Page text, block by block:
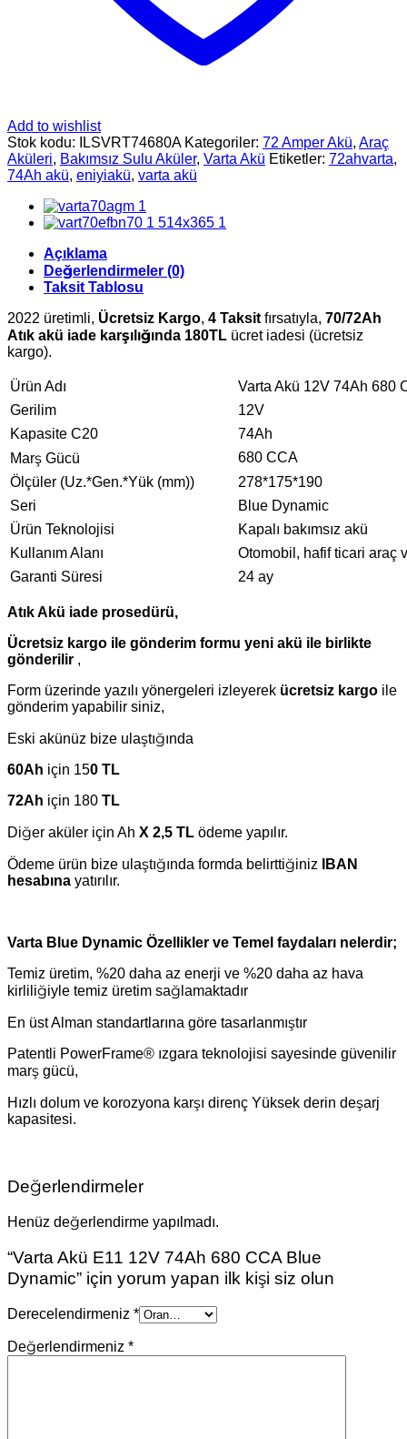
Add to wishlist
Stok kodu:
ILSVRT74680A Kategoriler: 72 Amper Akü, Araç
Aküleri, Bakımsız Sulu Aküler, Varta Akü Etiketler: 72ahvarta,
74Ah akü, eniyiakü, varta akü
Açıklama
Değerlendirmeler (0)
Taksit Tablosu
2022 üretimli, Ücretsiz Kargo, 4 Taksit fırsatıyla, 70/72Ah
Atık akü iade karşılığında 180TL ücret iadesi (ücretsiz
kargo).
Ürün Adı
Varta Akü 12V 74Ah 680
Gerilim
12V
Kapasite C20
74Ah
Marş Gücü
680 CCA
Ölçüler (Uz.*Gen.*Yük (mm))
278*175*190
Seri
Blue Dynamic
Ürün Teknolojisi
Kapalı bakımsız akü
Kullanım Alanı
Otomobil, hafif ticari araç
Garanti Süresi
24 ay
Atık Akü iade prosedürü,
Ücretsiz kargo ile gönderim formu yeni akü ile birlikte
gönderilir ,
Form üzerinde yazılı yönergeleri izleyerek ücretsiz kargo ile
gönderim yapabilir siniz,
Eski akünüz bize ulaştığında
60Ah için 150 TL
72Ah için 180 TL
Diğer aküler için Ah X 2,5 TL ödeme yapılır.
Ödeme ürün bize ulaştığında formda belirttiğiniz
IBAN
hesabına yatırılır.
Varta Blue Dynamic Özellikler ve Temel faydaları nelerdir;
Temiz üretim, %20 daha az enerji ve %20 daha az hava
kirliliğiyle temiz üretim sağlamaktadır
En üst Alman standartlarına göre tasarlanmıştır
Patentli PowerFrame® ızgara teknolojisi sayesinde güvenilir
marş gücü,
Hızlı dolum ve korozyona karşı direnç Yüksek derin deşarj
kapasitesi.
Değerlendirmeler
Henüz değerlendirme yapılmadı.
“Varta Akü E11 12V 74Ah 680 CCA Blue
Dynamic” için yorum yapan ilk kişi siz olun
Derecelendirmeniz *
Değerlendirmeniz *